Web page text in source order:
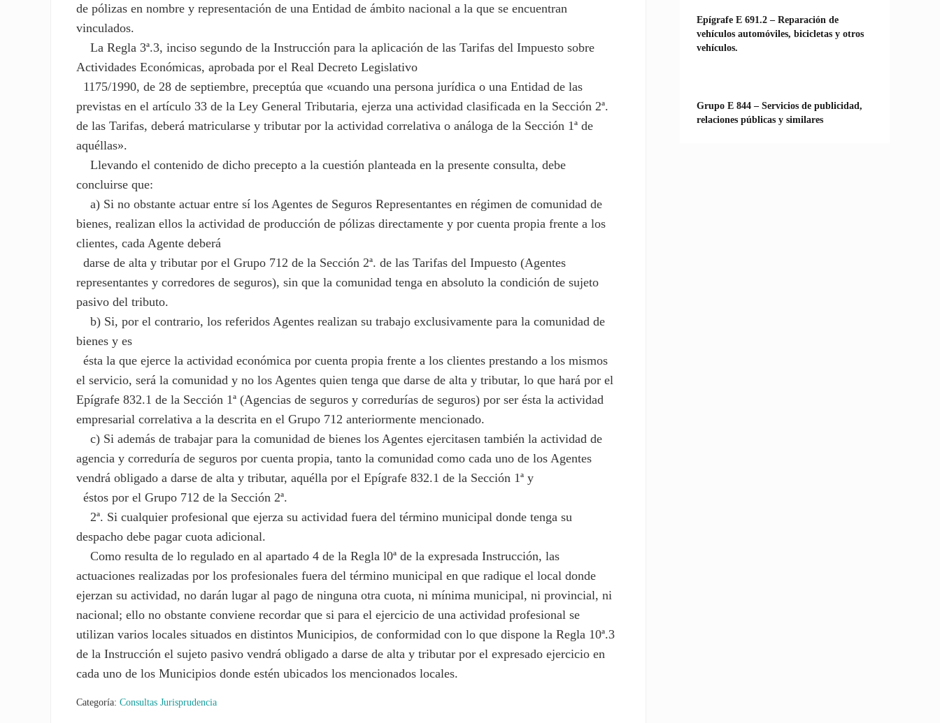
de pólizas en nombre y representación de una Entidad de ámbito nacional a la que se encuentran
vinculados.
La Regla 3ª.3, inciso segundo de la Instrucción para la aplicación de las Tarifas del Impuesto sobre
Actividades Económicas, aprobada por el Real Decreto Legislativo
1175/1990, de 28 de septiembre, preceptúa que «cuando una persona jurídica o una Entidad de las
previstas en el artículo 33 de la Ley General Tributaria, ejerza una actividad clasificada en la Sección 2ª.
de las Tarifas, deberá matricularse y tributar por la actividad correlativa o análoga de la Sección 1ª de
aquéllas».
Llevando el contenido de dicho precepto a la cuestión planteada en la presente consulta, debe
concluirse que:
a) Si no obstante actuar entre sí los Agentes de Seguros Representantes en régimen de comunidad de
bienes, realizan ellos la actividad de producción de pólizas directamente y por cuenta propia frente a los
clientes, cada Agente deberá
darse de alta y tributar por el Grupo 712 de la Sección 2ª. de las Tarifas del Impuesto (Agentes
representantes y corredores de seguros), sin que la comunidad tenga en absoluto la condición de sujeto
pasivo del tributo.
b) Si, por el contrario, los referidos Agentes realizan su trabajo exclusivamente para la comunidad de
bienes y es
ésta la que ejerce la actividad económica por cuenta propia frente a los clientes prestando a los mismos
el servicio, será la comunidad y no los Agentes quien tenga que darse de alta y tributar, lo que hará por el
Epígrafe 832.1 de la Sección 1ª (Agencias de seguros y corredurías de seguros) por ser ésta la actividad
empresarial correlativa a la descrita en el Grupo 712 anteriormente mencionado.
c) Si además de trabajar para la comunidad de bienes los Agentes ejercitasen también la actividad de
agencia y correduría de seguros por cuenta propia, tanto la comunidad como cada uno de los Agentes
vendrá obligado a darse de alta y tributar, aquélla por el Epígrafe 832.1 de la Sección 1ª y
éstos por el Grupo 712 de la Sección 2ª.
2ª. Si cualquier profesional que ejerza su actividad fuera del término municipal donde tenga su
despacho debe pagar cuota adicional.
Como resulta de lo regulado en al apartado 4 de la Regla l0ª de la expresada Instrucción, las
actuaciones realizadas por los profesionales fuera del término municipal en que radique el local donde
ejerzan su actividad, no darán lugar al pago de ninguna otra cuota, ni mínima municipal, ni provincial, ni
nacional; ello no obstante conviene recordar que si para el ejercicio de una actividad profesional se
utilizan varios locales situados en distintos Municipios, de conformidad con lo que dispone la Regla 10ª.3
de la Instrucción el sujeto pasivo vendrá obligado a darse de alta y tributar por el expresado ejercicio en
cada uno de los Municipios donde estén ubicados los mencionados locales.
Categoría:Consultas Jurisprudencia
Epígrafe E 691.2 – Reparación de
vehículos automóviles, bicicletas y otros
vehículos.
Grupo E 844 – Servicios de publicidad,
relaciones públicas y similares